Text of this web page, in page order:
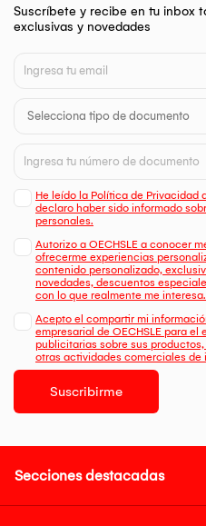
Suscríbete y recibe en tu inbox
exclusivas y novedades
He leído la Política de Privacidad
declaro haber sido informado
personales.
Autorizo a OECHSLE a conocer
ofrecerme experiencias
contenido personalizado,
novedades, descuentos
con lo que realmente me interesa.
Acepto el compartir mi
empresarial de OECHSLE para
publicitarias sobre sus
otras actividades comerciales de
Suscribirme
Secciones destacadas